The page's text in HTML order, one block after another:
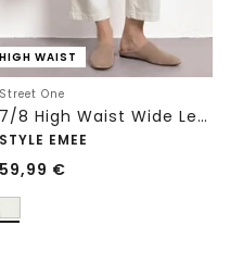
HIGH WAIST
Street One
7/8 High Waist Wide Leg Jeans im Loose Fit
STYLE EMEE
59,99 €